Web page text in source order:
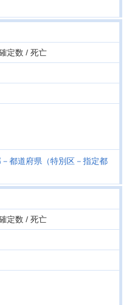
定数 / 死亡
都道府県（特別区－指定都
定数 / 死亡